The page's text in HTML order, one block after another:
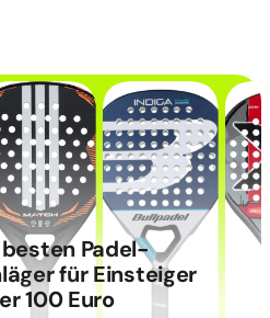
besten Padel-
für Einsteiger
100 Euro